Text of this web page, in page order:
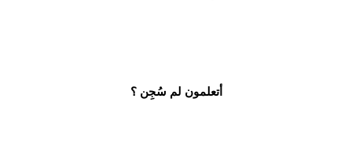
أتعلمون لم سُجِن ؟